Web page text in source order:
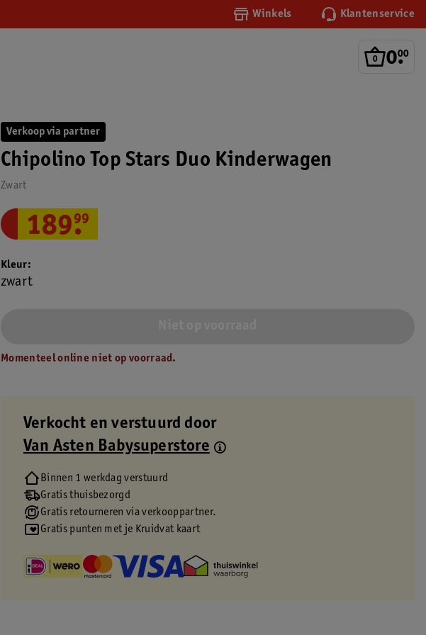
Winkels Klantenservice
0.
00
Verkoop via partner
Chipolino Top Stars Duo Kinderwagen
Zwart
189.
99
Kleur
zwart
Momenteel online niet op voorraad.
Verkocht en verstuurd door
Van Asten Babysuperstore
Binnen 1 werkdag verstuurd
Gratis thuisbezorgd
Gratis retourneren via verkooppartner.
Gratis punten met je Kruidvat kaart